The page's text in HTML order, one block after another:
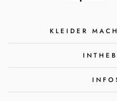
KLEIDER